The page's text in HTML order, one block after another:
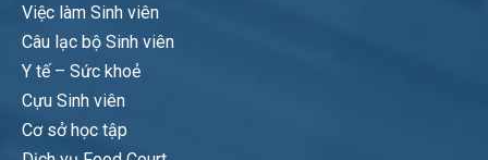
Việc làm Sinh viên
Câu lạc bộ Sinh viên
Y tế – Sức khoẻ
Cựu Sinh viên
Cơ sở học tập